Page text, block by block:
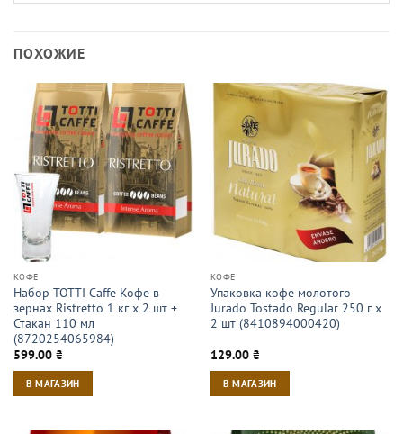
ПОХОЖИЕ
КОФЕ
Набор TOTTI Caffe Кофе в
зернах Ristrettо 1 кг х 2 шт +
Стакан 110 мл
(8720254065984)
599.00 ₴
В МАГАЗИН
КОФЕ
Упаковка кофе молотого
Jurado Tostado Regular 250 г х
2 шт (8410894000420)
129.00 ₴
В МАГАЗИН